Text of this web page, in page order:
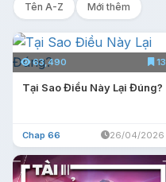
Tên A-Z Mới thêm
63,490 13
Tại Sao Điều Này Lại Đúng?
Chap 66 26/04/2026